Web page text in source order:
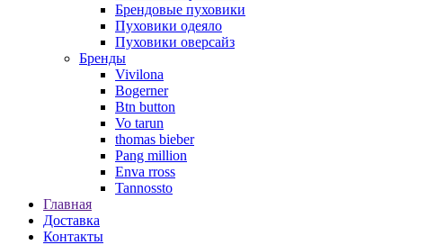
Брендовые пуховики
Пуховики одеяло
Пуховики оверсайз
Бренды
Vivilona
Bogerner
Btn button
Vo tarun
thomas bieber
Pang million
Enva rross
Tannossto
Главная
Доставка
Контакты